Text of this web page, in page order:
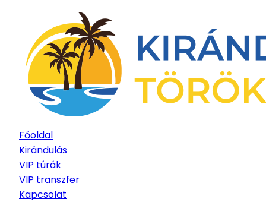
Főoldal
Kirándulás
VIP túrák
VIP transzfer
Kapcsolat